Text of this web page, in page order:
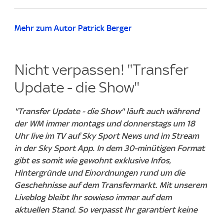
Mehr zum Autor Patrick Berger
Nicht verpassen! "Transfer
Update - die Show"
"Transfer Update - die Show" läuft auch während
der WM immer montags und donnerstags um 18
Uhr live im TV auf Sky Sport News und im Stream
in der Sky Sport App. In dem 30-minütigen Format
gibt es somit wie gewohnt exklusive Infos,
Hintergründe und Einordnungen rund um die
Geschehnisse auf dem Transfermarkt. Mit unserem
Liveblog bleibt Ihr sowieso immer auf dem
aktuellen Stand. So verpasst Ihr garantiert keine